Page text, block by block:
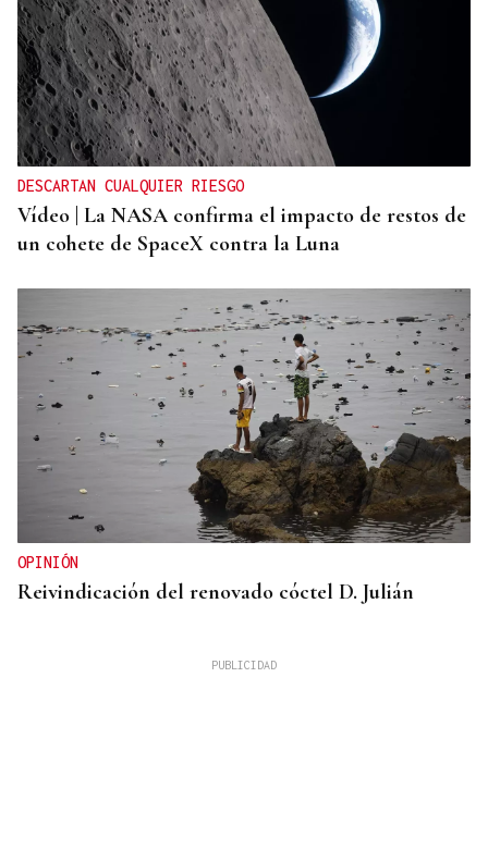
DESCARTAN CUALQUIER RIESGO
Vídeo | La NASA confirma el impacto de restos de
un cohete de SpaceX contra la Luna
OPINIÓN
Reivindicación del renovado cóctel D. Julián